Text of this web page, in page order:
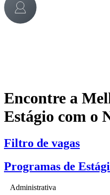
Encontre a
Estágio com o
Filtro de vagas
Programas de
Administrativa